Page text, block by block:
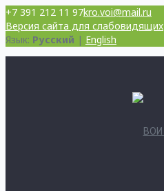
+7 391 212 11 97kro.voi@mail.ru
Версия сайта для слабовидящих
Язык: Русский | English